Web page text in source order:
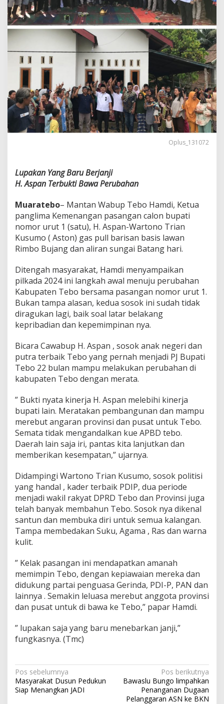
Oplus_131072
Lupakan Yang Baru Berjanji
H. Aspan Terbukti Bawa Perubahan
Muaratebo– Mantan Wabup Tebo Hamdi, Ketua
panglima Kemenangan pasangan calon bupati
nomor urut 1 (satu), H. Aspan-Wartono Trian
Kusumo ( Aston) gas pull barisan basis lawan
Rimbo Bujang dan aliran sungai Batang hari.
Ditengah masyarakat, Hamdi menyampaikan
pilkada 2024 ini langkah awal menuju perubahan
Kabupaten Tebo bersama pasangan nomor urut 1.
Bukan tampa alasan, kedua sosok ini sudah tidak
diragukan lagi, baik soal latar belakang
kepribadian dan kepemimpinan nya.
Bicara Cawabup H. Aspan , sosok anak negeri dan
putra terbaik Tebo yang pernah menjadi PJ Bupati
Tebo 22 bulan mampu melakukan perubahan di
kabupaten Tebo dengan merata.
” Bukti nyata kinerja H. Aspan melebihi kinerja
bupati lain. Meratakan pembangunan dan mampu
merebut angaran provinsi dan pusat untuk Tebo.
Semata tidak mengandalkan kue APBD tebo.
Daerah lain saja iri, pantas kita lanjutkan dan
memberikan kesempatan,” ujarnya.
Didampingi Wartono Trian Kusumo, sosok politisi
yang handal , kader terbaik PDIP, dua periode
menjadi wakil rakyat DPRD Tebo dan Provinsi juga
telah banyak membahun Tebo. Sosok nya dikenal
santun dan membuka diri untuk semua kalangan.
Tampa membedakan Suku, Agama , Ras dan warna
kulit.
” Kelak pasangan ini mendapatkan amanah
memimpin Tebo, dengan kepiawaian mereka dan
didukung partai penguasa Gerinda, PDI-P, PAN dan
lainnya . Semakin leluasa merebut anggota provinsi
dan pusat untuk di bawa ke Tebo,” papar Hamdi.
” lupakan saja yang baru menebarkan janji,”
fungkasnya. (Tmc)
Navigasi
pos
Pos sebelumnya
Masyarakat Dusun Pedukun
Siap Menangkan JADI
Pos berikutnya
Bawaslu Bungo limpahkan
Penanganan Dugaan
Pelanggaran ASN ke BKN